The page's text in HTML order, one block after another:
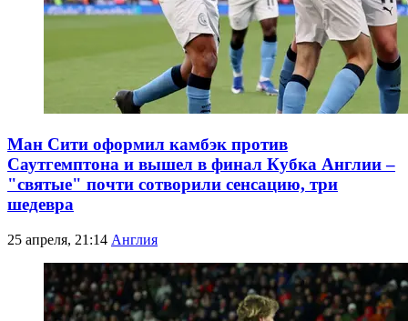
Ман Сити оформил камбэк против
Саутгемптона и вышел в финал Кубка Англии –
"святые" почти сотворили сенсацию, три
шедевра
25 апреля, 21:14 Англия